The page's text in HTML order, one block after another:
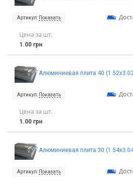
Артикул: Показать
Цена за шт.
1.00 грн
Алюминиевая плита 40
Артикул: Показать
Цена за шт.
1.00 грн
Алюминиевая плита 30
Артикул: Показать